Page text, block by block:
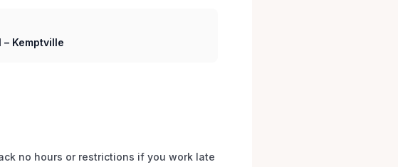
– Kemptville
no hours or restrictions if you work late